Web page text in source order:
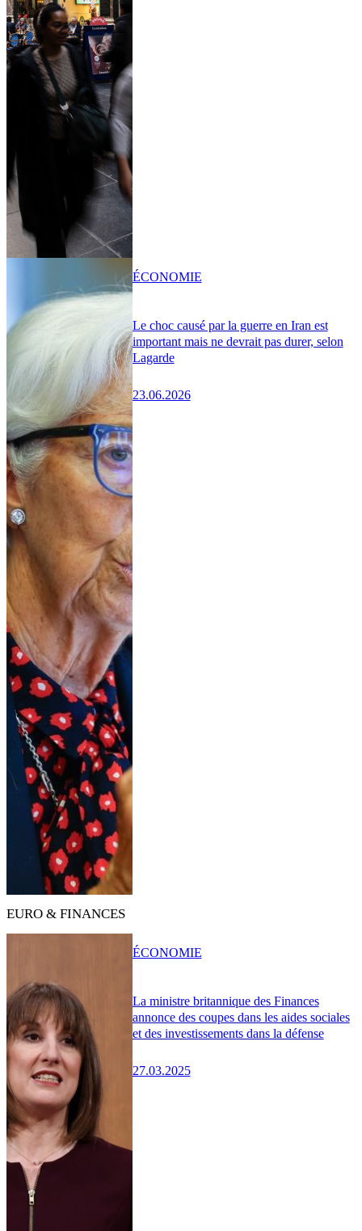
Le choc causé par la guerre en Iran est
important mais ne devrait pas durer, selon
Lagarde
23.06.2026
ÉCONOMIE
EURO & FINANCES
La ministre britannique des Finances
annonce des coupes dans les aides sociales
et des investissements dans la défense
27.03.2025
ÉCONOMIE